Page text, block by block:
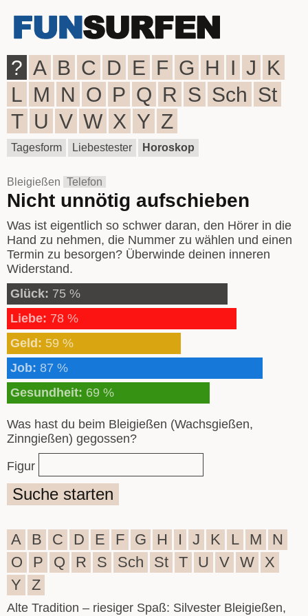
? A B C D E F G H I J K
L M N O P Q R S Sch St
T U V W X Y Z
Tagesform Liebestester Horoskop
Bleigießen Telefon
Nicht unnötig aufschieben
Was ist eigentlich so schwer daran, den Hörer in die
Hand zu nehmen, die Nummer zu wählen und einen
Termin zu besorgen? Überwinde deinen inneren
Widerstand.
Glück: 75 %
Liebe: 78 %
Geld: 59 %
Job: 87 %
Gesundheit: 69 %
Was hast du beim Bleigießen (Wachsgießen,
Zinngießen) gegossen?
Figur
Suche starten
A B C D E F G H I J K L M
N
O
P Q R S Sch St T U V W X
Y
Z
Alte Tradition – riesiger Spaß: Silvester Bleigießen,